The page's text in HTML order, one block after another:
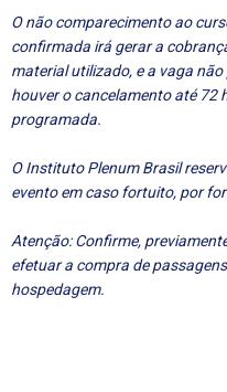
O não comparecimento ao
confirmada irá gerar a
material utilizado, e a vaga
houver o cancelamento até 72
programada.
O Instituto Plenum Brasil
evento em caso fortuito, por
Atenção: Confirme,
efetuar a compra de
hospedagem.